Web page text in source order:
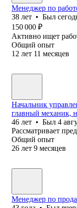
Менеджер по
38 лет • Был
150 000 ₽
Активно ищет
Общий опыт
12 лет 11 месяцев
Начальник
главный механик,
46 лет • Был 4
Рассматривает
Общий опыт
26 лет 9 месяцев
Менеджер по